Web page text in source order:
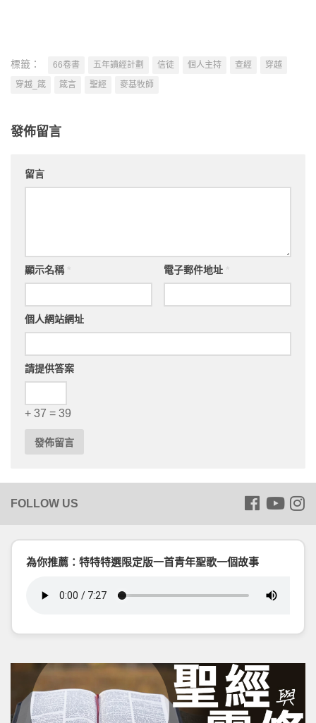
標籤： 66卷書 五年讀經計劃 信徒 個人主持 查經
穿越
穿越_箴
箴言 聖經 麥基牧師
發佈留言
留言
顯示名稱 電子郵件地址
個人網站網址
請提供答案
+ 37 = 39
為你推薦：特特特選限定版一首青年聖歌一個故事